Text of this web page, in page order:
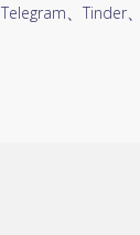
、Tinder